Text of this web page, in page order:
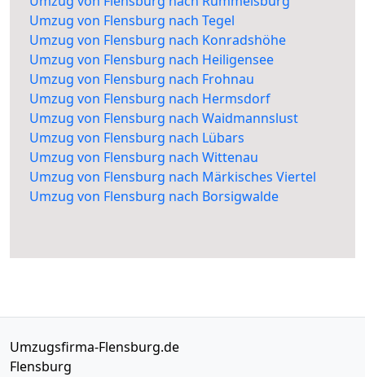
Umzug von Flensburg nach Tegel
Umzug von Flensburg nach Konradshöhe
Umzug von Flensburg nach Heiligensee
Umzug von Flensburg nach Frohnau
Umzug von Flensburg nach Hermsdorf
Umzug von Flensburg nach Waidmannslust
Umzug von Flensburg nach Lübars
Umzug von Flensburg nach Wittenau
Umzug von Flensburg nach Märkisches Viertel
Umzug von Flensburg nach Borsigwalde
Umzugsfirma-Flensburg.de
Flensburg